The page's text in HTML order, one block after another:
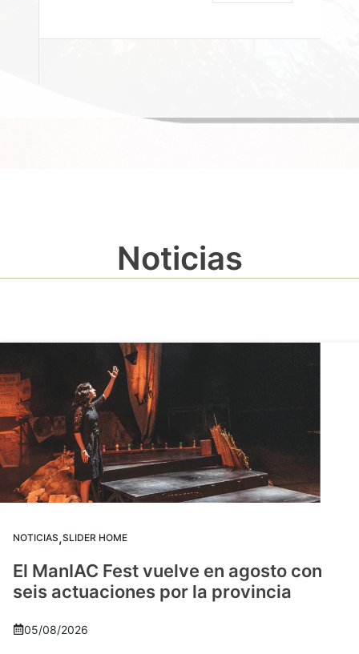
Noticias
NOTICIAS,SLIDER HOME
El ManIAC Fest vuelve en agosto con
seis actuaciones por la provincia
05/08/2026